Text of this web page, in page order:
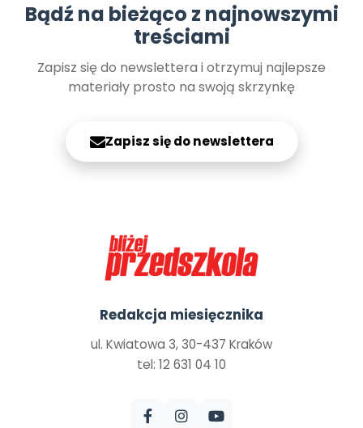
Bądź na bieżąco z najnowszymi
treściami
Zapisz się do newslettera i otrzymuj najlepsze
materiały prosto na swoją skrzynkę
Zapisz się do newslettera
Redakcja miesięcznika
ul. Kwiatowa 3, 30-437 Kraków
tel: 12 631 04 10